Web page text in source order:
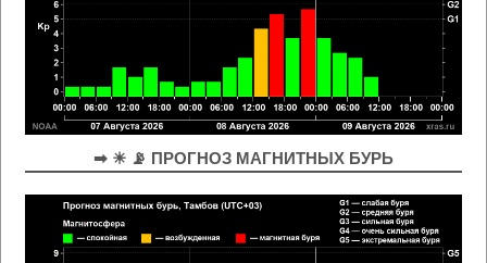
➡ ☀ 📡 ПРОГНОЗ МАГНИТНЫХ БУРЬ